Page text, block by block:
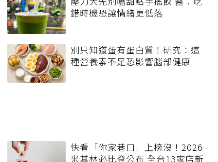
錯時機恐讓情緒更低落
別只知道蛋有蛋白質！研究：這
種營養素不足恐影響腦部健康
快看「你家巷口」上榜沒！2026
米其林必比登公布 全台13家店新